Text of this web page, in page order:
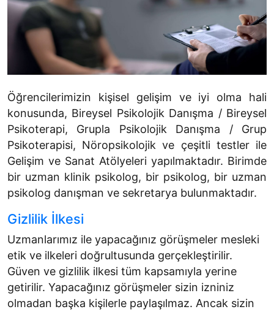
Öğrencilerimizin kişisel gelişim ve iyi olma hali
konusunda, Bireysel Psikolojik Danışma / Bireysel
Psikoterapi, Grupla Psikolojik Danışma / Grup
Psikoterapisi, Nöropsikolojik ve çeşitli testler ile
Gelişim ve Sanat Atölyeleri yapılmaktadır. Birimde
bir uzman klinik psikolog, bir psikolog, bir uzman
psikolog danışman ve sekretarya bulunmaktadır.
Gizlilik İlkesi
Uzmanlarımız ile yapacağınız görüşmeler mesleki
etik ve ilkeleri doğrultusunda gerçekleştirilir.
Güven ve gizlilik ilkesi tüm kapsamıyla yerine
getirilir. Yapacağınız görüşmeler sizin izniniz
olmadan başka kişilerle paylaşılmaz. Ancak sizin